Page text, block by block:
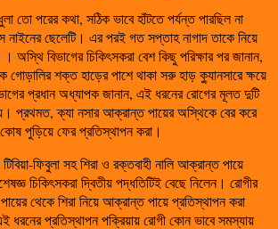
তো পরের কথা, সঠিক ভাবে হাঁটতে পর্যন্ত পারছিল না
নাইনের ছেলেটি। এর পরই গত সপ্তাহ নাগাদ তাকে নিয়ে
অস্থি বিভাগের চিকিৎসকরা বেশ কিছু পরিক্ষার পর জানান,
গোড়ালির শক্ত হাড়ের পাশে থাকা সরু হাড় ক্যাুনসারে ক্ষয়ে
প্রধান অধ্যাপক জানান, এই ধরনের রোগের মূলত দুটি
প্রথমত, ক্যা নসার আক্রান্ত পায়ের অস্থিকে বের করে
পুড়িয়ে ফের প্রতিস্থাপন করা।
ফিবুলা সহ শিরা ও রক্তবাহী নালি আক্রান্ত পায়ে
চিকিৎসকরা দ্বিতীয় পদ্ধতিটিই বেছে নিলেন। রোগীর
থেকে শিরা নিয়ে আক্রান্ত পায়ে প্রতিস্থাপন করা
প্রতিস্থাপন পক্রিয়ায় রোগী কোন ভাবে সমস্যায়